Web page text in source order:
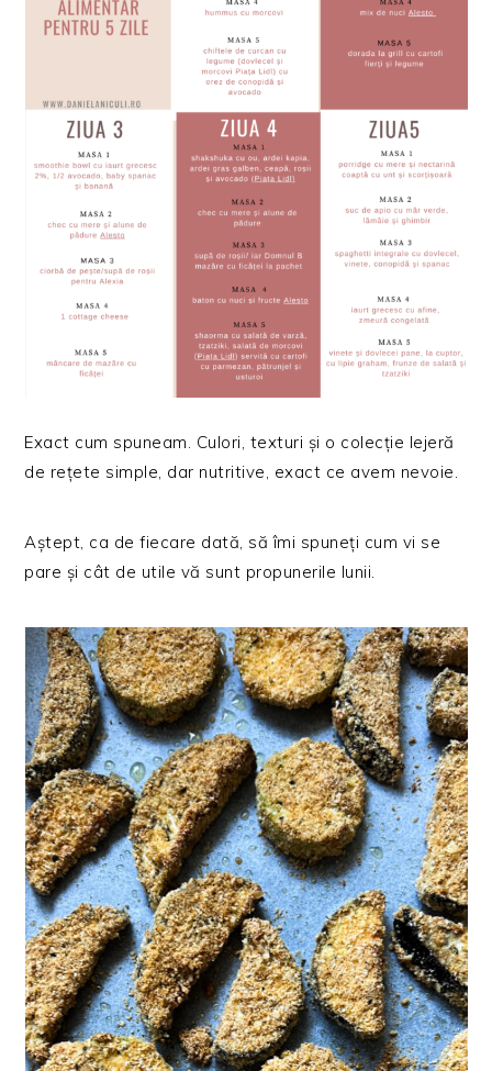
Exact cum spuneam. Culori, texturi și o colecție lejeră
de rețete simple, dar nutritive, exact ce avem nevoie.
Aștept, ca de fiecare dată, să îmi spuneți cum vi se
pare și cât de utile vă sunt propunerile lunii.